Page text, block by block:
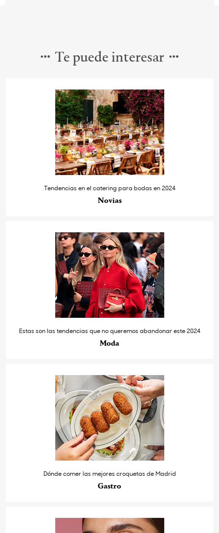
Te puede interesar
Tendencias en el catering para bodas en 2024
Novias
Estas son las tendencias que no queremos abandonar este 2024
Moda
Dónde comer las mejores croquetas de Madrid
Gastro